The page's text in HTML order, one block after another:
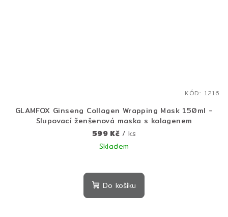
GLAMFOX Ginseng Collagen Wrapping Mask 150ml -
Slupovací ženšenová maska s kolagenem
599 Kč / ks
Skladem
Do košíku
KÓD: 1216